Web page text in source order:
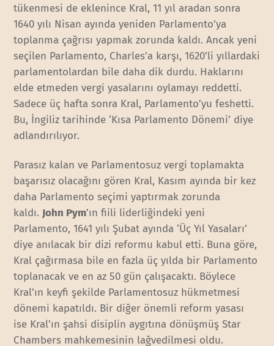
tükenmesi de eklenince Kral, 11 yıl aradan sonra
1640 yılı Nisan ayında yeniden Parlamento’ya
toplanma çağrısı yapmak zorunda kaldı. Ancak yeni
seçilen Parlamento, Charles’a karşı, 1620’li yıllardaki
parlamentolardan bile daha dik durdu. Haklarını
elde etmeden vergi yasalarını oylamayı reddetti.
Sadece üç hafta sonra Kral, Parlamento’yu feshetti.
Bu, İngiliz tarihinde ‘Kısa Parlamento Dönemi’ diye
adlandırılıyor.
Parasız kalan ve Parlamentosuz vergi toplamakta
başarısız olacağını gören Kral, Kasım ayında bir kez
daha Parlamento seçimi yaptırmak zorunda
kaldı. John Pym’ın fiili liderliğindeki yeni
Parlamento, 1641 yılı Şubat ayında ‘Üç Yıl Yasaları’
diye anılacak bir dizi reformu kabul etti. Buna göre,
Kral çağırmasa bile en fazla üç yılda bir Parlamento
toplanacak ve en az 50 gün çalışacaktı. Böylece
Kral’ın keyfi şekilde Parlamentosuz hükmetmesi
dönemi kapatıldı. Bir diğer önemli reform yasası
ise Kral’ın şahsi disiplin aygıtına dönüşmüş Star
Chambers mahkemesinin lağvedilmesi oldu.